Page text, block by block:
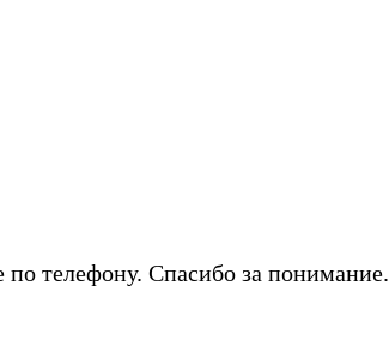
телефону. Спасибо за понимание.